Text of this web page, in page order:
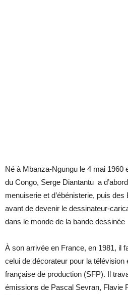
Né à Mbanza-Ngungu le 4 mai 1960
du Congo, Serge Diantantu a
menuiserie et d’ébénisterie, puis
avant de devenir le dessinateur-
dans le monde de la bande dessinée
À son arrivée en France, en 1981, il
celui de décorateur pour la télévision
française de production (SFP). Il
émissions de Pascal Sevran, Flavie